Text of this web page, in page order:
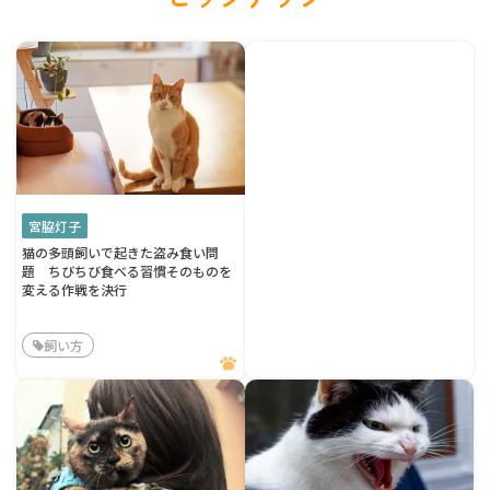
宮脇灯子
猫の多頭飼いで起きた盗み食い問
題 ちびちび食べる習慣そのものを
変える作戦を決行
飼い方